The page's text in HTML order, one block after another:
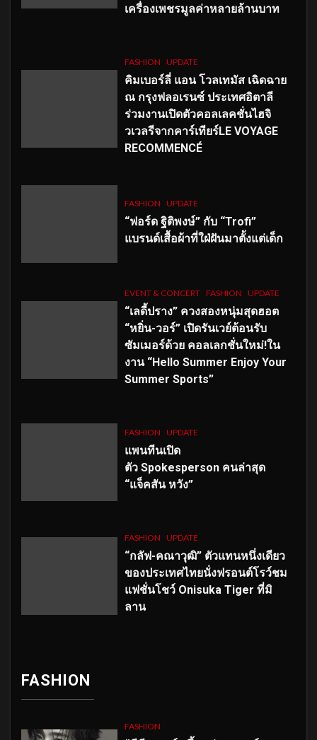
เครื่องเพชรมูลค่าหลายล้านบาท
FASHION UPDATE
คิมเบอร์ลี่ แอน โวลเทมัส เฉิดฉาย
ณ กรุงฟลอเรนซ์ ประเทศอิตาลี
ร่วมงานเปิดตัวคอลเลคชั่นไฮจิ
วเวลรีจากคาร์เทียร์LE VOYAGE
RECOMMENCÉ
FASHION UPDATE
“ฟอร์ด ฐิติพงษ์” กับ “Trofi”
แบรนด์เสื้อผ้าที่ใฝ่ฝันมาตั้งแต่เด็ก
EVENT & CONCERT FASHION UPDATE
“เลดี้ปราง” ควงสองหนุ่มสุดฮอต
“หยิ่น-วอร์” เปิดรันเวย์ต้อนรับ
ซัมเมอร์ด้วย คอลเลกชั่นใหม่!ใน
งาน “Hello Summer Enjoy Your
Summer Sports”
FASHION UPDATE
แพนทีนเปิด
ตัว Spokesperson คนล่าสุด
“แจ็คสัน หวัง”
FASHION UPDATE
“กลัฟ-คณาวุฒิ” ตัวแทนหนึ่งเดียว
ของประเทศไทยนั่งฟรอนต์โรว์ชม
แฟชั่นโชว์ Onisuka Tiger ที่มิ
ลาน
FASHION
FASHION